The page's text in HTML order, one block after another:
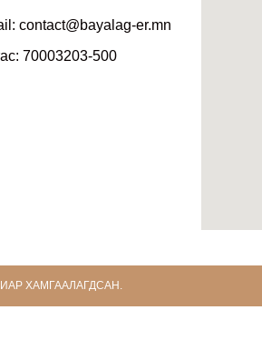
contact@bayalag-er.mn
70003203-500
ХАМГААЛАГДСАН.